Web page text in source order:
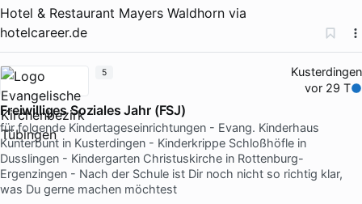
Hotel & Restaurant Mayers Waldhorn via
hotelcareer.de
Kusterdingen
vor 29 T
Freiwilliges Soziales Jahr (FSJ)
für folgende Kindertageseinrichtungen - Evang. Kinderhaus
Kunterbunt in Kusterdingen - Kinderkrippe Schloßhöfle in
Dusslingen - Kindergarten Christuskirche in Rottenburg-
Ergenzingen - Nach der Schule ist Dir noch nicht so richtig klar,
was Du gerne machen möchtest
5